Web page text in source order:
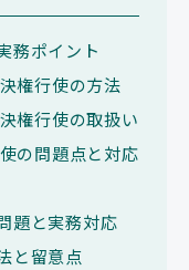
務ポイント
権行使の方法
権行使の取扱い
の問題点と対応
題と実務対応
と留意点